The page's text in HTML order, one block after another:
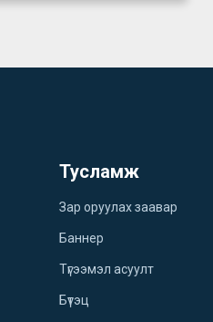
Тусламж
Зар оруулах заавар
Баннер
Түгээмэл асуулт
Бүтэц